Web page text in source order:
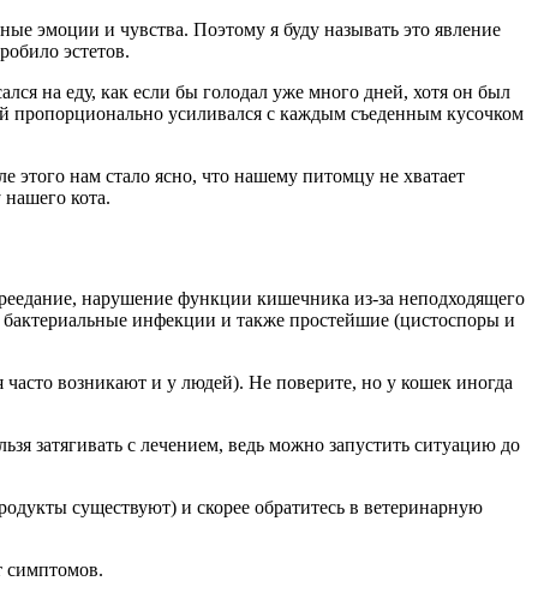
эмоции и чувства. Поэтому я буду называть это явление
эстетов.
на еду, как если бы голодал уже много дней, хотя он был
пропорционально усиливался с каждым съеденным кусочком
этого нам стало ясно, что нашему питомцу не хватает
кота.
нарушение функции кишечника из-за неподходящего
инфекции и также простейшие (цистоспоры и
возникают и у людей). Не поверите, но у кошек иногда
затягивать с лечением, ведь можно запустить ситуацию до
существуют) и скорее обратитесь в ветеринарную
симптомов.